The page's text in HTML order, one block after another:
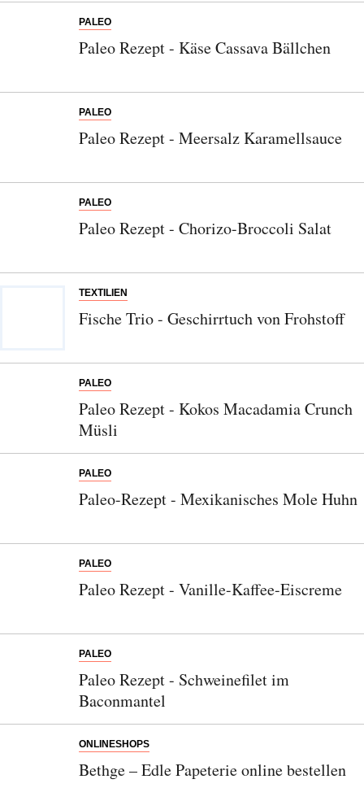
PALEO
Paleo Rezept - Käse Cassava Bällchen
PALEO
Paleo Rezept - Meersalz Karamellsauce
PALEO
Paleo Rezept - Chorizo-Broccoli Salat
TEXTILIEN
Fische Trio - Geschirrtuch von Frohstoff
PALEO
Paleo Rezept - Kokos Macadamia Crunch
Müsli
PALEO
Paleo-Rezept - Mexikanisches Mole Huhn
PALEO
Paleo Rezept - Vanille-Kaffee-Eiscreme
PALEO
Paleo Rezept - Schweinefilet im
Baconmantel
ONLINESHOPS
Bethge – Edle Papeterie online bestellen